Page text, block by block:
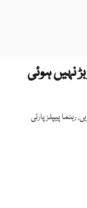
نہیں ہوئی
رہنما پیپلز پارٹی